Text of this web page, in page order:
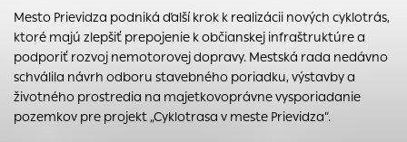
Mesto Prievidza podniká ďalší krok k realizácii nových cyklotrás,
ktoré majú zlepšiť prepojenie k občianskej infraštruktúre a
podporiť rozvoj nemotorovej dopravy. Mestská rada nedávno
schválila návrh odboru stavebného poriadku, výstavby a
životného prostredia na majetkovoprávne vysporiadanie
pozemkov pre projekt „Cyklotrasa v meste Prievidza“.
voľba v tomto okne.
Vyberte úroveň cookies, ktorú chcete povoliť
Technické cookies
Technické súbory cookie sú pre prevádzku nevyhnutné a
pomáhajú urobiť webové stránky uplatniteľnými tým, že